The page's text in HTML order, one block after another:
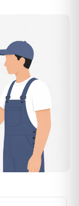
und
erhalten
in
für ein Angebot
und Zustand
Wohnung liegt
Keller und
der Größe